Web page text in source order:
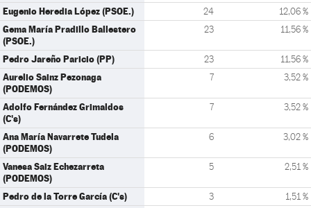
Eugenio Heredia López (PSOE.) 24 12,06 %
Gema María Pradillo Ballestero
(PSOE.)
23 11,56 %
Pedro Jareño Paricio (PP) 23 11,56 %
Aurelio Sainz Pezonaga
(PODEMOS)
7 3,52 %
Adolfo Fernández Grimaldos
(C's)
7 3,52 %
Ana María Navarrete Tudela
(PODEMOS)
6 3,02 %
Vanesa Saiz Echezarreta
(PODEMOS)
5 2,51 %
Pedro de la Torre García (C's) 3 1,51 %